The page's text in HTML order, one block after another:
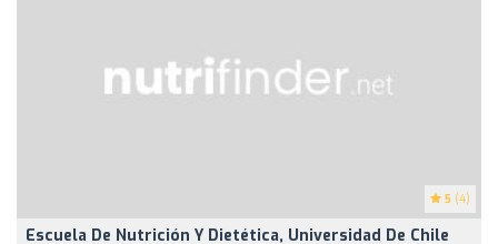
5 (4)
Escuela De Nutrición Y Dietética, Universidad De Chile